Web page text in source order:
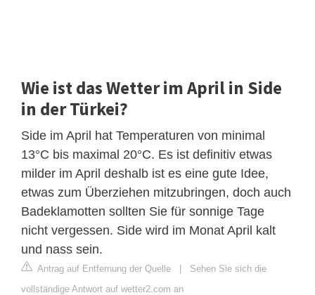
Wie ist das Wetter im April in Side
in der Türkei?
Side im April hat Temperaturen von minimal
13°C bis maximal 20°C. Es ist definitiv etwas
milder im April deshalb ist es eine gute Idee,
etwas zum Überziehen mitzubringen, doch auch
Badeklamotten sollten Sie für sonnige Tage
nicht vergessen. Side wird im Monat April kalt
und nass sein.
Antrag auf Entfernung der Quelle | Sehen Sie sich die
vollständige Antwort auf wetter2.com an